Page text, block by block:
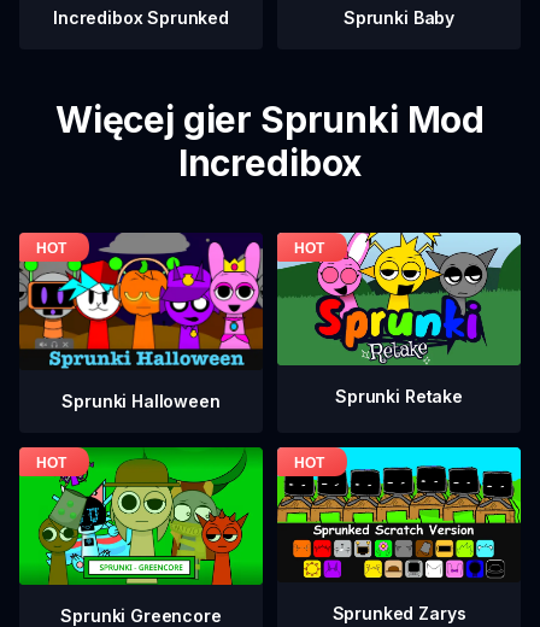
Incredibox Sprunked Sprunki Baby
Więcej gier Sprunki Mod
Incredibox
Sprunki Halloween Sprunki Retake
Sprunki Greencore Sprunked Zarys